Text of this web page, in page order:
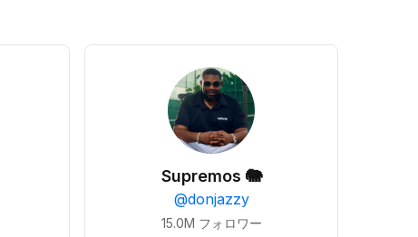
Supremos 🐘
@donjazzy
15.0M フォロワー